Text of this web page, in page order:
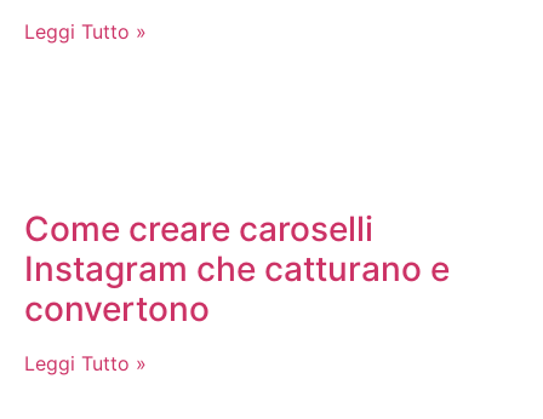
Leggi Tutto »
Come creare caroselli
Instagram che catturano e
convertono
Leggi Tutto »